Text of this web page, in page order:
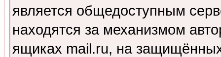
является общедоступным
находятся за механизмом
ящиках mail.ru, на